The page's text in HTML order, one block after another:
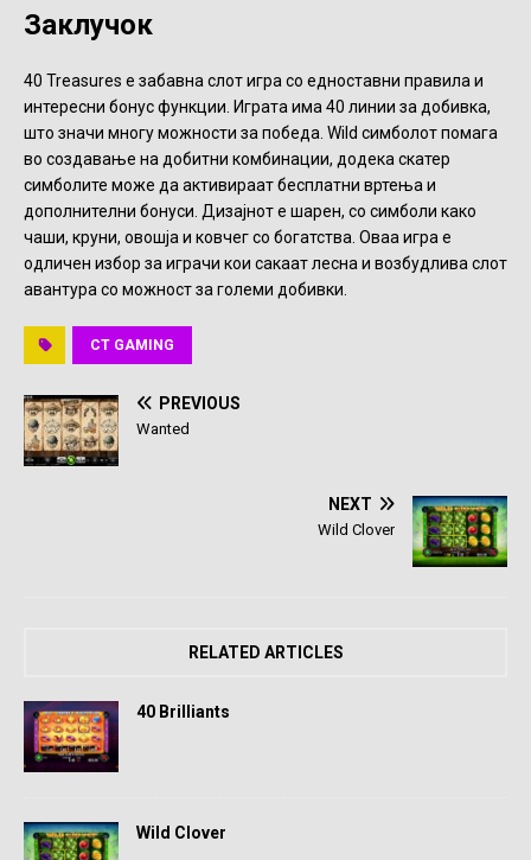
Заклучок
40 Treasures е забавна слот игра со едноставни правила и
интересни бонус функции. Играта има 40 линии за добивка,
што значи многу можности за победа. Wild симболот помага
во создавање на добитни комбинации, додека скатер
симболите може да активираат бесплатни вртења и
дополнителни бонуси. Дизајнот е шарен, со симболи како
чаши, круни, овошја и ковчег со богатства. Оваа игра е
одличен избор за играчи кои сакаат лесна и возбудлива слот
авантура со можност за големи добивки.
CT GAMING
PREVIOUS
Wanted
NEXT
Wild Clover
RELATED ARTICLES
40 Brilliants
Wild Clover